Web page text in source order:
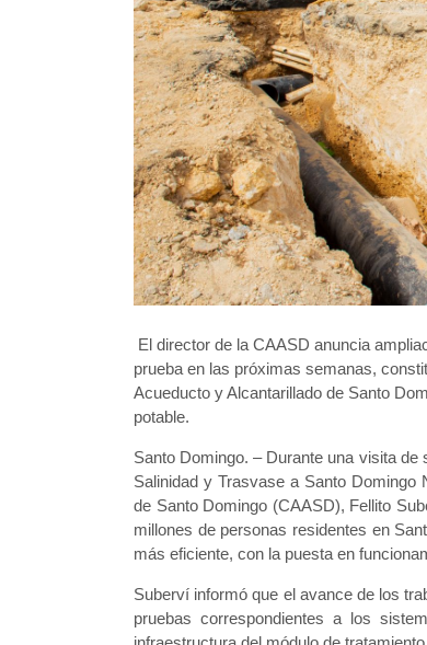
El director de la CAASD anuncia
prueba en las próximas semanas,
Acueducto y Alcantarillado de Santo
potable.
Santo Domingo. – Durante una visita
Salinidad y Trasvase a Santo Domingo
de Santo Domingo (CAASD), Fellito
millones de personas residentes en
más eficiente, con la puesta en
Suberví informó que el avance de los
pruebas correspondientes a los